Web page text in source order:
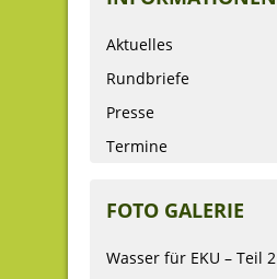
Aktuelles
Rundbriefe
Presse
Termine
FOTO GALERIE
Wasser für EKU – Teil 2